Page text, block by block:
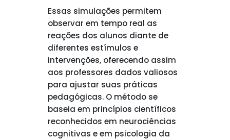
Essas simulações permitem
observar em tempo real as
reações dos alunos diante de
diferentes estímulos e
intervenções, oferecendo assim
aos professores dados valiosos
para ajustar suas práticas
pedagógicas. O método se
baseia em princípios científicos
reconhecidos em neurociências
cognitivas e em psicologia da